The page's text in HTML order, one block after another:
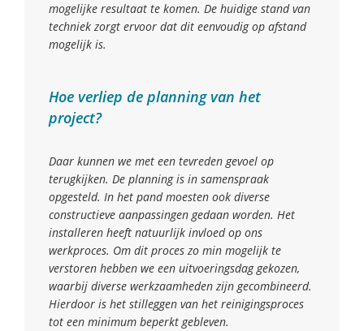
mogelijke resultaat te komen. De huidige stand van
techniek zorgt ervoor dat dit eenvoudig op afstand
mogelijk is.
Hoe verliep de planning van het
project?
Daar kunnen we met een tevreden gevoel op
terugkijken. De planning is in samenspraak
opgesteld. In het pand moesten ook diverse
constructieve aanpassingen gedaan worden. Het
installeren heeft natuurlijk invloed op ons
werkproces. Om dit proces zo min mogelijk te
verstoren hebben we een uitvoeringsdag gekozen,
waarbij diverse werkzaamheden zijn gecombineerd.
Hierdoor is het stilleggen van het reinigingsproces
tot een minimum beperkt gebleven.